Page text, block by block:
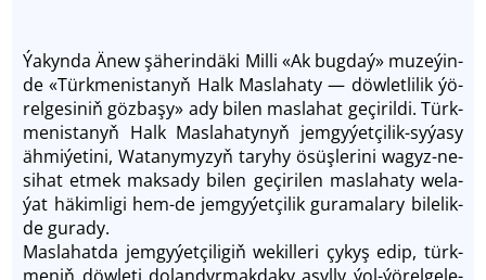
Ýa­kyn­da Änew şä­he­rin­dä­ki Mil­li «Ak bug­daý» mu­ze­ýin­
de «Türkme­nis­ta­nyň Halk Mas­la­ha­ty — döw­let­li­lik ýö­
rel­ge­siniň göz­ba­şy» ady bi­len mas­la­hat ge­çi­ril­di. Türk­
me­nis­ta­nyň Halk Mas­la­ha­ty­nyň jemgy­ýet­çi­lik-sy­ýa­sy
äh­mi­ýe­ti­ni, Wa­ta­ny­myzyň ta­ry­hy ösüş­le­ri­ni wagyz-ne­
si­hat et­mek mak­sa­dy bi­len ge­çi­ri­len mas­la­ha­ty we­la­
ýat häkimli­gi hem-de jem­gy­ýet­çi­lik gu­ra­ma­la­ry bi­le­lik­
de gu­ra­dy.
Maslahatda jem­gy­ýet­çi­li­giň we­kil­le­ri çy­kyş edip, türk­